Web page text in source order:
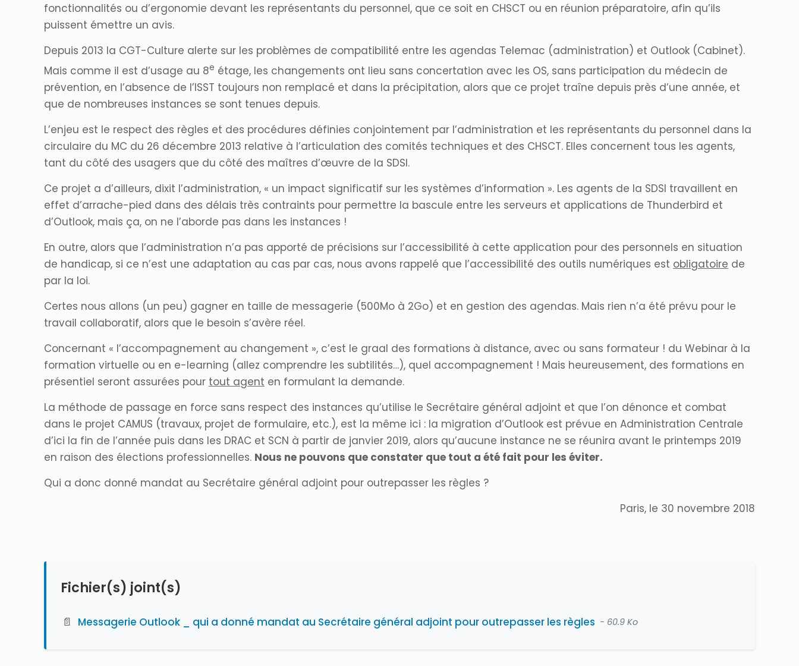
fonctionnalités ou d’ergonomie devant les représentants du personnel, que ce soit en CHSCT ou en réunion préparatoire, afin qu’ils
puissent émettre un avis.
Depuis 2013 la CGT-Culture alerte sur les problèmes de compatibilité entre les agendas Telemac (administration) et Outlook (Cabinet).
Mais comme il est d’usage au 8e étage, les changements ont lieu sans concertation avec les OS, sans participation du médecin de
prévention, en l’absence de l’ISST toujours non remplacé et dans la précipitation, alors que ce projet traîne depuis près d’une année, et
que de nombreuses instances se sont tenues depuis.
L’enjeu est le respect des règles et des procédures définies conjointement par l’administration et les représentants du personnel dans la
circulaire du MC du 26 décembre 2013 relative à l’articulation des comités techniques et des CHSCT. Elles concernent tous les agents,
tant du côté des usagers que du côté des maîtres d’œuvre de la SDSI.
Ce projet a d’ailleurs, dixit l’administration, « un impact significatif sur les systèmes d’information ». Les agents de la SDSI travaillent en
effet d’arrache-pied dans des délais très contraints pour permettre la bascule entre les serveurs et applications de Thunderbird et
d’Outlook, mais ça, on ne l’aborde pas dans les instances !
En outre, alors que l’administration n’a pas apporté de précisions sur l’accessibilité à cette application pour des personnels en situation
de handicap, si ce n’est une adaptation au cas par cas, nous avons rappelé que l’accessibilité des outils numériques est obligatoire de
par la loi.
Certes nous allons (un peu) gagner en taille de messagerie (500Mo à 2Go) et en gestion des agendas. Mais rien n’a été prévu pour le
travail collaboratif, alors que le besoin s’avère réel.
Concernant « l’accompagnement au changement », c’est le graal des formations à distance, avec ou sans formateur ! du Webinar à la
formation virtuelle ou en e-learning (allez comprendre les subtilités…), quel accompagnement ! Mais heureusement, des formations en
présentiel seront assurées pour tout agent en formulant la demande.
La méthode de passage en force sans respect des instances qu’utilise le Secrétaire général adjoint et que l’on dénonce et combat
dans le projet CAMUS (travaux, projet de formulaire, etc.), est la même ici : la migration d’Outlook est prévue en Administration Centrale
d’ici la fin de l’année puis dans les DRAC et SCN à partir de janvier 2019, alors qu’aucune instance ne se réunira avant le printemps 2019
en raison des élections professionnelles. Nous ne pouvons que constater que tout a été fait pour les éviter.
Qui a donc donné mandat au Secrétaire général adjoint pour outrepasser les règles ?
Paris, le 30 novembre 2018
Fichier(s) joint(s)
📄 Messagerie Outlook _ qui a donné mandat au Secrétaire général adjoint pour outrepasser les règles - 60.9 Ko